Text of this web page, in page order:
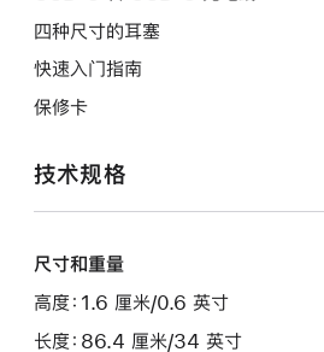
四种尺寸的耳塞
快速入门指南
保修卡
技术规格
尺寸和重量
高度：1.6 厘米/0.6 英寸
长度：86.4 厘米/34 英寸